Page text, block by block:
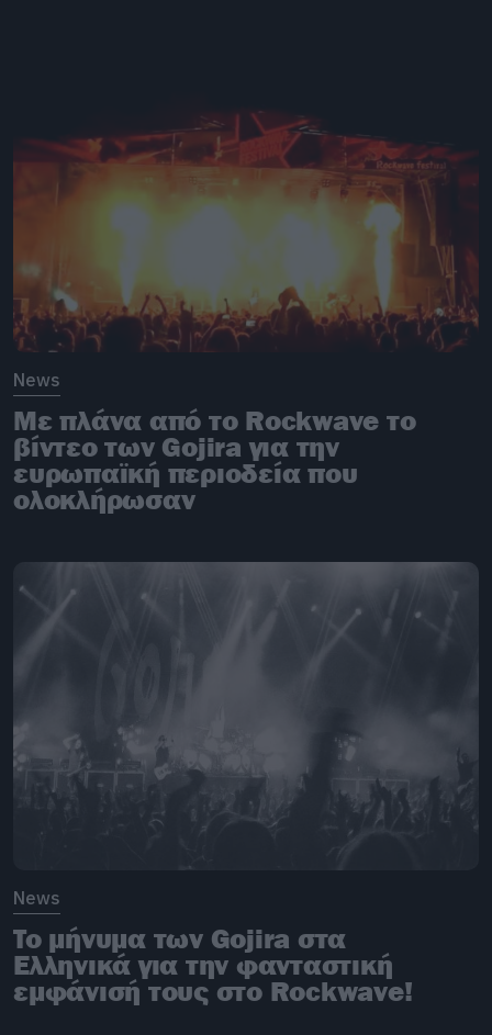
News
Με πλάνα από το Rockwave το
βίντεο των Gojira για την
ευρωπαϊκή περιοδεία που
ολοκλήρωσαν
News
To μήνυμα των Gojira στα
Ελληνικά για την φανταστική
εμφάνισή τους στο Rockwave!